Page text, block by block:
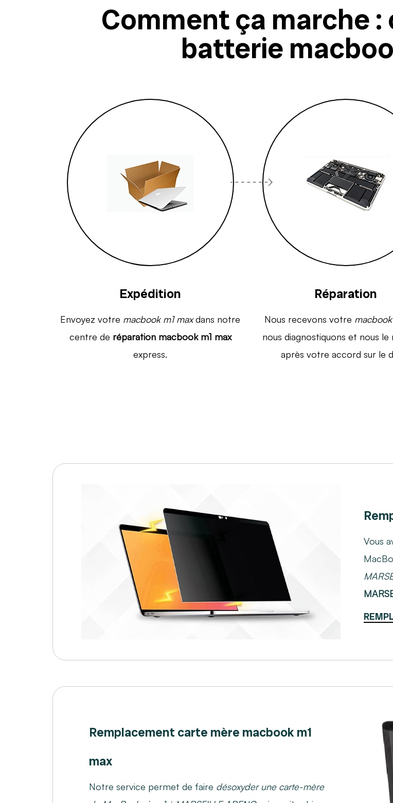
Comment ça marche
batterie
Expédition
Envoyez votre macbook m1 maxdans notre
centre de réparation macbook m1 max
express.
Réparation
Nous recevons votre
nous diagnostiquons et nous le
après votre accord sur le
Vous
Remplacement carte mère macbook m1
max
Notre service permet de faire désoxyder une carte-mère